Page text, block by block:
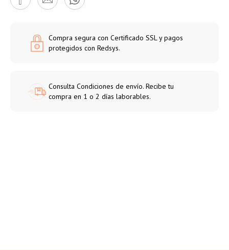
Compra segura con Certificado SSL y pagos
protegidos con Redsys.
Consulta Condiciones de envío. Recibe tu
compra en 1 o 2 días laborables.